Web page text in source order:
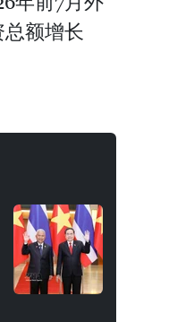
额增长